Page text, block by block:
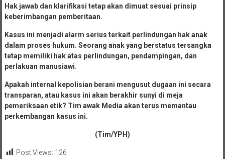
Hak jawab dan klarifikasi tetap akan dimuat sesuai prinsip
keberimbangan pemberitaan.
Kasus ini menjadi alarm serius terkait perlindungan hak anak
dalam proses hukum. Seorang anak yang berstatus tersangka
tetap memiliki hak atas perlindungan, pendampingan, dan
perlakuan manusiawi.
Apakah internal kepolisian berani mengusut dugaan ini secara
transparan, atau kasus ini akan berakhir sunyi di meja
pemeriksaan etik? Tim awak Media akan terus memantau
perkembangan kasus ini.
(Tim/YPH)
Post Views: 126